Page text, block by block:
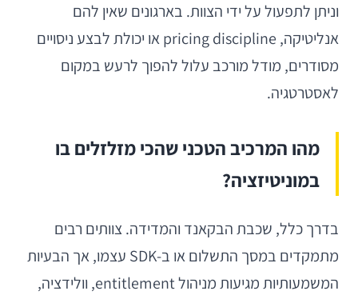
וניתן לתפעול על ידי הצוות. בארגונים שאין להם
אנליטיקה, pricing discipline או יכולת לבצע ניסויים
מסודרים, מודל מורכב עלול להפוך לרעש במקום
לאסטרטגיה.
מהו המרכיב הטכני שהכי מזלזלים בו
במוניטיזציה?
בדרך כלל, שכבת הבקאנד והמדידה. צוותים רבים
מתמקדים במסך התשלום או ב-SDK עצמו, אך הבעיות
המשמעותיות מגיעות מניהול entitlement, וולידציה,